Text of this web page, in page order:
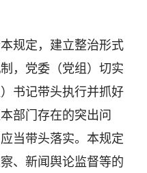
规定，建立整治形式
，党委（党组）切实
书记带头执行并抓好
部门存在的突出问
当带头落实。本规定
、新闻舆论监督等的